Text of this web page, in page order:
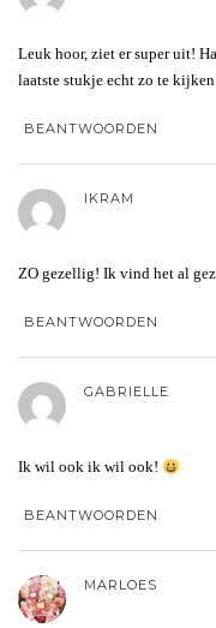
Leuk hoor, ziet er super uit!
laatste stukje echt zo te
BEANTWOORDEN
IKRAM
ZO gezellig! Ik vind het al
BEANTWOORDEN
GABRIELLE
Ik wil ook ik wil ook!
BEANTWOORDEN
MARLOES